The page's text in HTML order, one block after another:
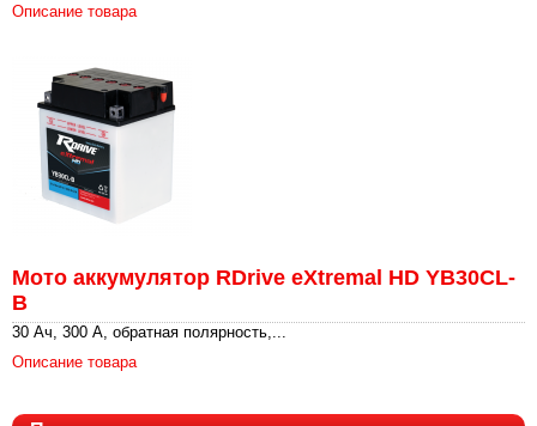
Описание товара
Мото аккумулятор RDrive eXtremal HD YB30CL-
B
30 Ач, 300 А, обратная полярность,...
Описание товара